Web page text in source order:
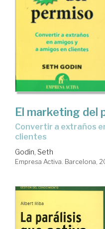
El marketing del
convertir a extraños en amigos y a amigos en
clientes
Godin, Seth
Empresa Activa. Barcelona,